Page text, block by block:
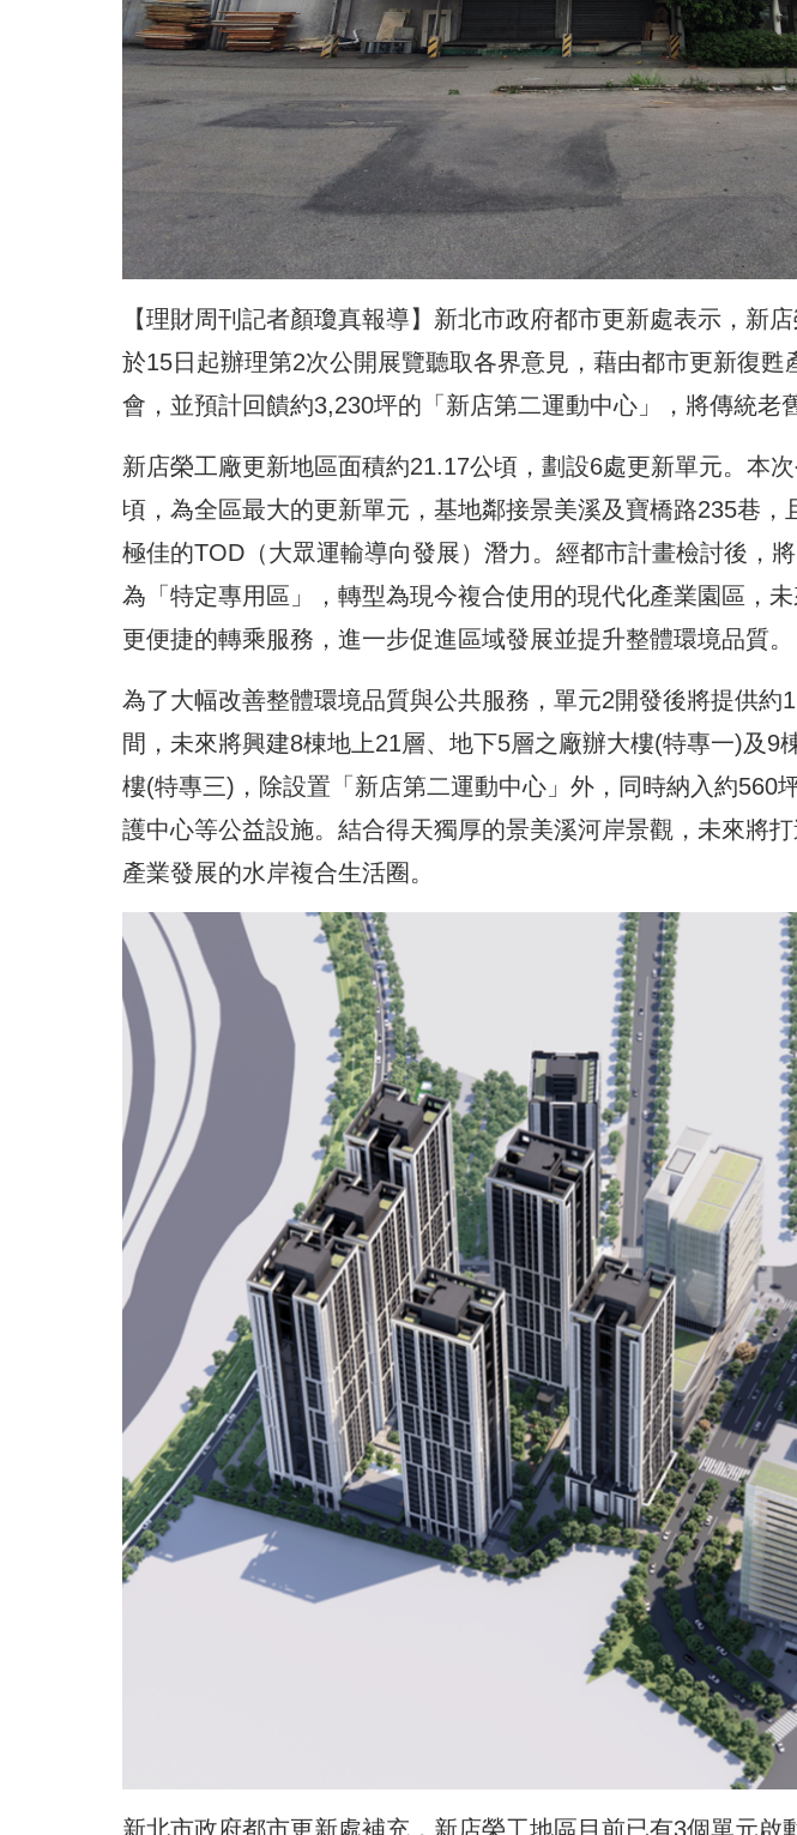
【理財周刊記者顏瓊真報導】新北市政府都市更新處表示，新
於15日起辦理第2次公開展覽聽取各界意見，藉由都市更新復甦
會，並預計回饋約3,230坪的「新店第二運動中心」，將傳統老
新店榮工廠更新地區面積約21.17公頃，劃設6處更新單元。本
頃，為全區最大的更新單元，基地鄰接景美溪及寶橋路235巷
極佳的TOD（大眾運輸導向發展）潛力。經都市計畫檢討後，
為「特定專用區」，轉型為現今複合使用的現代化產業園區，
更便捷的轉乘服務，進一步促進區域發展並提升整體環境品質。
為了大幅改善整體環境品質與公共服務，單元2開發後將提供約
間，未來將興建8棟地上21層、地下5層之廠辦大樓(特專一)及9
樓(特專三)，除設置「新店第二運動中心」外，同時納入約560
護中心等公益設施。結合得天獨厚的景美溪河岸景觀，未來將
產業發展的水岸複合生活圈。
新北市政府都市更新處補充，新店榮工地區目前已有3個單元啟